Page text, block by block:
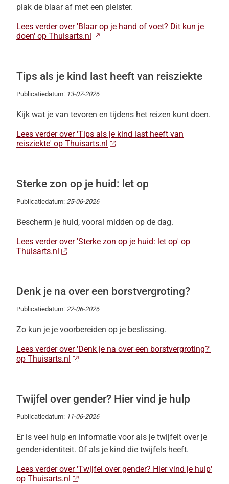
plak de blaar af met een pleister.
Lees verder over 'Blaar op je hand of voet? Dit kun je
doen' op Thuisarts.nl
Tips als je kind last heeft van reisziekte
Publicatiedatum: 13-07-2026
Kijk wat je van tevoren en tijdens het reizen kunt doen.
Lees verder over 'Tips als je kind last heeft van
reisziekte' op Thuisarts.nl
Sterke zon op je huid: let op
Publicatiedatum: 25-06-2026
Bescherm je huid, vooral midden op de dag.
Lees verder over 'Sterke zon op je huid: let op' op
Thuisarts.nl
Denk je na over een borstvergroting?
Publicatiedatum: 22-06-2026
Zo kun je je voorbereiden op je beslissing.
Lees verder over 'Denk je na over een borstvergroting?'
op Thuisarts.nl
Twijfel over gender? Hier vind je hulp
Publicatiedatum: 11-06-2026
Er is veel hulp en informatie voor als je twijfelt over je
gender-identiteit. Of als je kind die twijfels heeft.
Lees verder over 'Twijfel over gender? Hier vind je hulp'
op Thuisarts.nl